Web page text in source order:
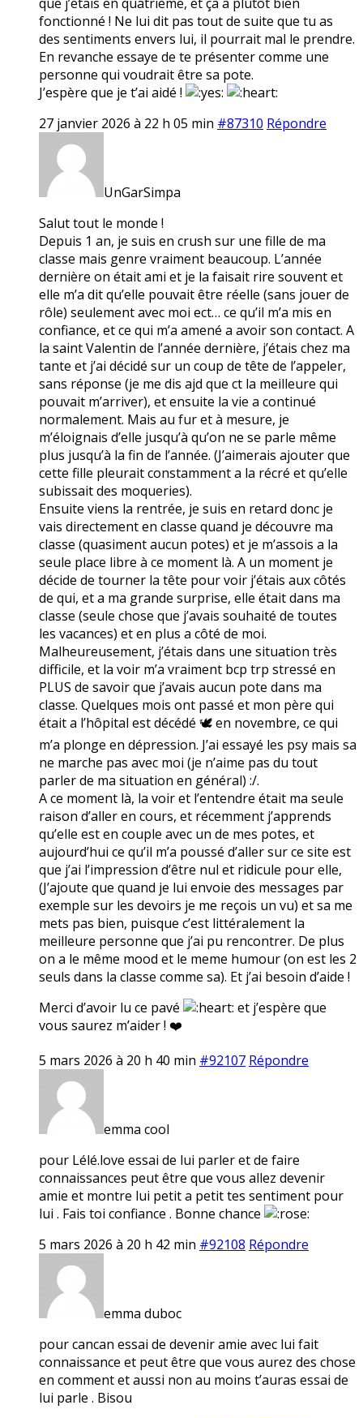
fonctionné ! Ne lui dit pas tout de suite que tu as
des sentiments envers lui, il pourrait mal le prendre.
En revanche essaye de te présenter comme une
personne qui voudrait être sa pote.
J’espère que je t’ai aidé !
27 janvier 2026 à 22 h 05 min #87310 Répondre
UnGarSimpa
Salut tout le monde !
Depuis 1 an, je suis en crush sur une fille de ma
classe mais genre vraiment beaucoup. L’année
dernière on était ami et je la faisait rire souvent et
elle m’a dit qu’elle pouvait être réelle (sans jouer de
rôle) seulement avec moi ect… ce qu’il m’a mis en
confiance, et ce qui m’a amené a avoir son contact. A
la saint Valentin de l’année dernière, j’étais chez ma
tante et j’ai décidé sur un coup de tête de l’appeler,
sans réponse (je me dis ajd que ct la meilleure qui
pouvait m’arriver), et ensuite la vie a continué
normalement. Mais au fur et à mesure, je
m’éloignais d’elle jusqu’à qu’on ne se parle même
plus jusqu’à la fin de l’année. (J’aimerais ajouter que
cette fille pleurait constamment a la récré et qu’elle
subissait des moqueries).
Ensuite viens la rentrée, je suis en retard donc je
vais directement en classe quand je découvre ma
classe (quasiment aucun potes) et je m’assois a la
seule place libre à ce moment là. A un moment je
décide de tourner la tête pour voir j’étais aux côtés
de qui, et a ma grande surprise, elle était dans ma
classe (seule chose que j’avais souhaité de toutes
les vacances) et en plus a côté de moi.
Malheureusement, j’étais dans une situation très
difficile, et la voir m’a vraiment bcp trp stressé en
PLUS de savoir que j’avais aucun pote dans ma
classe. Quelques mois ont passé et mon père qui
était a l’hôpital est décédé 🕊️ en novembre, ce qui
m’a plonge en dépression. J’ai essayé les psy mais sa
ne marche pas avec moi (je n’aime pas du tout
parler de ma situation en général) :/.
A ce moment là, la voir et l’entendre était ma seule
raison d’aller en cours, et récemment j’apprends
qu’elle est en couple avec un de mes potes, et
aujourd’hui ce qu’il m’a poussé d’aller sur ce site est
que j’ai l’impression d’être nul et ridicule pour elle,
(J’ajoute que quand je lui envoie des messages par
exemple sur les devoirs je me reçois un vu) et sa me
mets pas bien, puisque c’est littéralement la
meilleure personne que j’ai pu rencontrer. De plus
on a le même mood et le meme humour (on est les 2
seuls dans la classe comme sa). Et j’ai besoin d’aide !
Merci d’avoir lu ce pavé
et j’espère que
vous saurez m’aider ! ❤️
5 mars 2026 à 20 h 40 min #92107 Répondre
emma cool
pour Lélé.love essai de lui parler et de faire
connaissances peut être que vous allez devenir
amie et montre lui petit a petit tes sentiment pour
lui . Fais toi confiance . Bonne chance
5 mars 2026 à 20 h 42 min #92108 Répondre
emma duboc
pour cancan essai de devenir amie avec lui fait
connaissance et peut être que vous aurez des chose
en comment et aussi non au moins t’auras essai de
lui parle . Bisou